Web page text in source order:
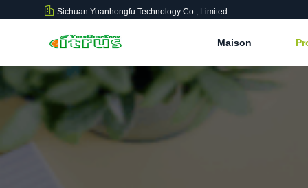
Sichuan Yuanhongfu Technology Co., Limited
Maison